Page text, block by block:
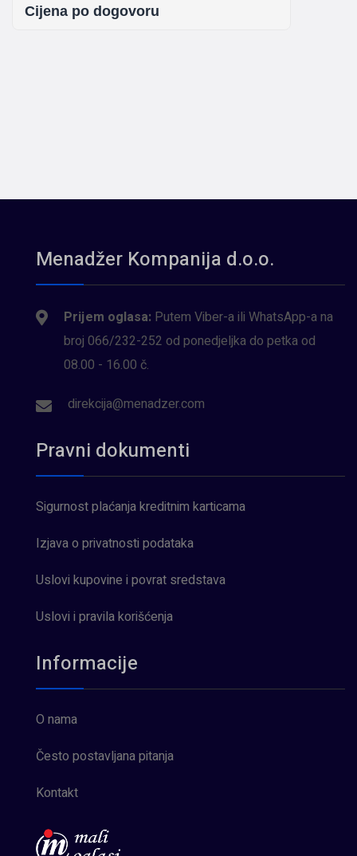
Cijena po dogovoru
Menadžer Kompanija d.o.o.
Prijem oglasa: Putem Viber-a ili WhatsApp-a na
broj 066/232-252 od ponedjeljka do petka od
08.00 - 16.00 č.
direkcija@menadzer.com
Pravni dokumenti
Sigurnost plaćanja kreditnim karticama
Izjava o privatnosti podataka
Uslovi kupovine i povrat sredstava
Uslovi i pravila korišćenja
Informacije
O nama
Često postavljana pitanja
Kontakt